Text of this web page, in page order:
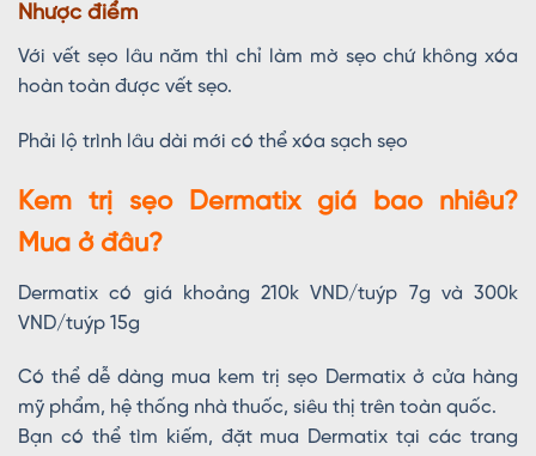
Nhược điểm
Với vết sẹo lâu năm thì chỉ làm mờ sẹo chứ không xóa
hoàn toàn được vết sẹo.
Phải lộ trình lâu dài mới có thể xóa sạch sẹo
Kem trị sẹo Dermatix giá bao nhiêu?
Mua ở đâu?
Dermatix có giá khoảng 210k VND/tuýp 7g và 300k
VND/tuýp 15g
Có thể dễ dàng mua kem trị sẹo Dermatix ở cửa hàng
mỹ phẩm, hệ thống nhà thuốc, siêu thị trên toàn quốc.
Bạn có thể tìm kiếm, đặt mua Dermatix tại các trang